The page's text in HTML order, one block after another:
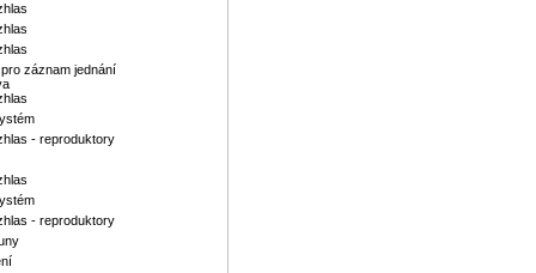
záznam jednání
- reproduktory
- reproduktory